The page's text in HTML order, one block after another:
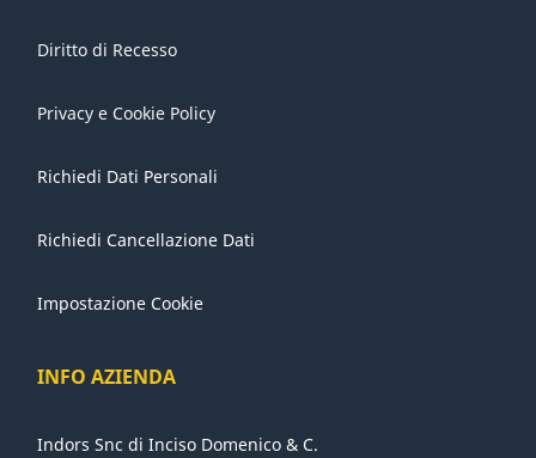
Diritto di Recesso
Privacy e Cookie Policy
Richiedi Dati Personali
Richiedi Cancellazione Dati
Impostazione Cookie
INFO AZIENDA
Indors Snc di Inciso Domenico & C.